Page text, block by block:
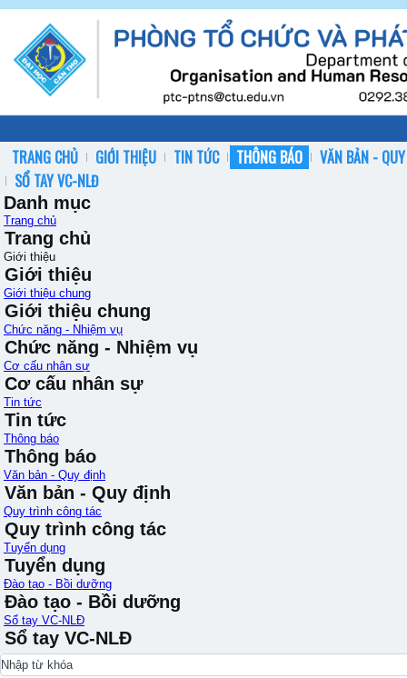
TRANG CHỦ GIỚI THIỆU TIN TỨC THÔNG BÁO
VĂN BẢN -
SỔ TAY VC-NLĐ
Danh mục
Trang chủ
Trang chủ
Giới thiệu
Giới thiệu
Giới thiệu chung
Giới thiệu chung
Chức năng - Nhiệm vụ
Chức năng - Nhiệm vụ
Cơ cấu nhân sự
Cơ cấu nhân sự
Tin tức
Tin tức
Thông báo
Thông báo
Văn bản - Quy định
Văn bản - Quy định
Quy trình công tác
Quy trình công tác
Tuyển dụng
Tuyển dụng
Đào tạo - Bồi dưỡng
Đào tạo - Bồi dưỡng
Sổ tay VC-NLĐ
Sổ tay VC-NLĐ